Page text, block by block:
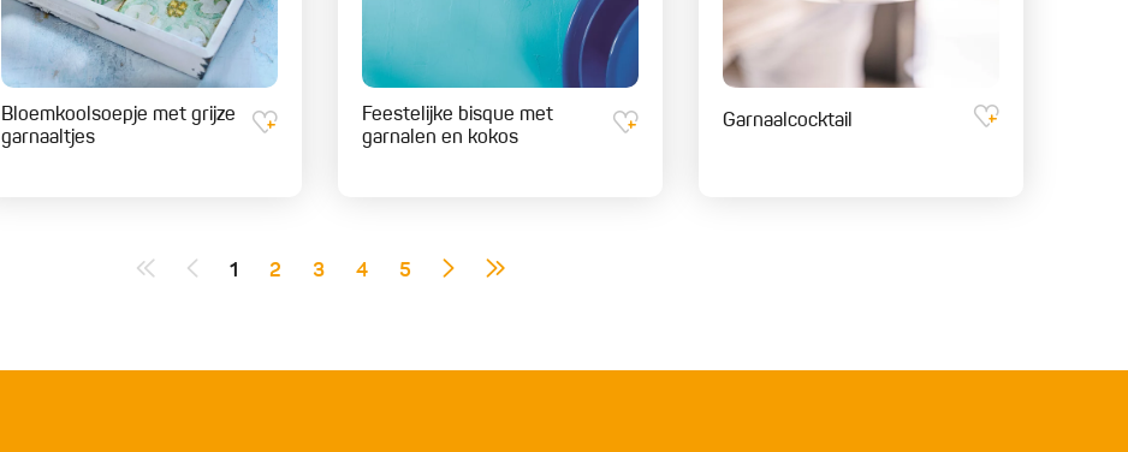
Bloemkoolsoepje met grijze
garnaaltjes
Feestelijke bisque met
garnalen en kokos
Garnaalcocktail
1 2 3 4 5